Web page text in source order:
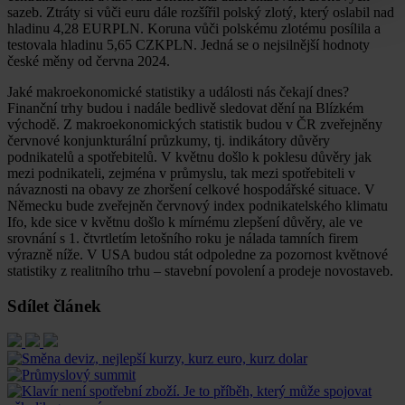
sazeb. Ztráty si vůči euru dále rozšířil polský zlotý, který oslabil nad
hladinu 4,28 EURPLN. Koruna vůči polskému zlotému posílila a
testovala hladinu 5,65 CZKPLN. Jedná se o nejsilnější hodnoty
české měny od června 2024.
Jaké makroekonomické statistiky a události nás čekají dnes?
Finanční trhy budou i nadále bedlivě sledovat dění na Blízkém
východě. Z makroekonomických statistik budou v ČR zveřejněny
červnové konjunkturální průzkumy, tj. indikátory důvěry
podnikatelů a spotřebitelů. V květnu došlo k poklesu důvěry jak
mezi podnikateli, zejména v průmyslu, tak mezi spotřebiteli v
návaznosti na obavy ze zhoršení celkové hospodářské situace. V
Německu bude zveřejněn červnový index podnikatelského klimatu
Ifo, kde sice v květnu došlo k mírnému zlepšení důvěry, ale ve
srovnání s 1. čtvrtletím letošního roku je nálada tamních firem
výrazně níže. V USA budou stát odpoledne za pozornost květnové
statistiky z realitního trhu – stavební povolení a prodeje novostaveb.
Sdílet článek